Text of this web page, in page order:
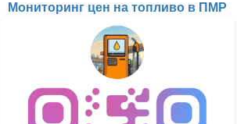
Мониторинг цен на топливо в ПМР